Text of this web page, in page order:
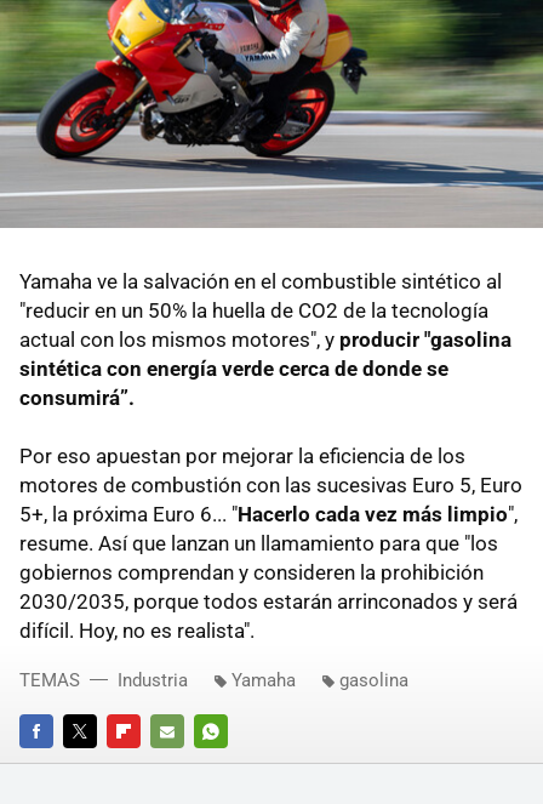
Yamaha ve la salvación en el combustible sintético al
"reducir en un 50% la huella de CO2 de la tecnología
actual con los mismos motores", y producir "gasolina
sintética con energía verde cerca de donde se
consumirá”.
Por eso apuestan por mejorar la eficiencia de los
motores de combustión con las sucesivas Euro 5, Euro
5+, la próxima Euro 6... "Hacerlo cada vez más limpio",
resume. Así que lanzan un llamamiento para que "los
gobiernos comprendan y consideren la prohibición
2030/2035, porque todos estarán arrinconados y será
difícil. Hoy, no es realista".
FACEBOOKTWITTERFLIPBOARD
E-
WHATSAPP
TEMAS Industria Yamaha gasolina